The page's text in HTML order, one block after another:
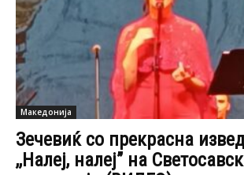
Македонија
Зечевиќ со прекрасна
,,Налеј, налеј” на